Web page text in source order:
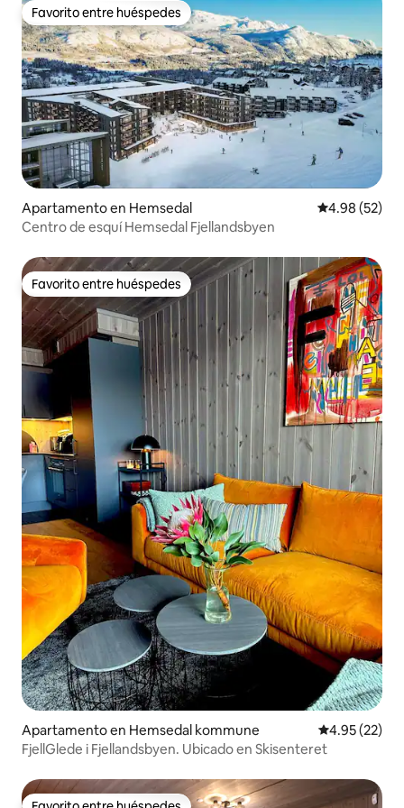
Favorito entre huéspedes
Favorito entre huéspedes
Apartamento en Hemsedal Calificación
4.98 (52)
Centro de esquí Hemsedal Fjellandsbyen
Favorito entre huéspedes
Favorito entre huéspedes
Apartamento en Hemsedal kommune Calificación
4.95 (22)
FjellGlede i Fjellandsbyen. Ubicado en Skisenteret